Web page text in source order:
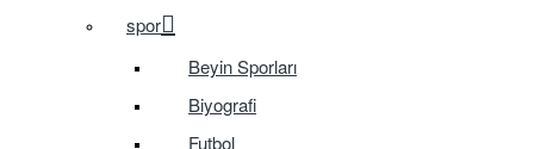
spor
Beyin Sporları
Biyografi
Futbol